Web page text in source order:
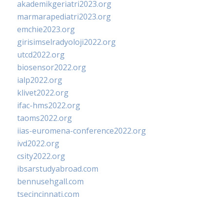
akademikgeriatri2023.org
marmarapediatri2023.org
emchie2023.org
girisimselradyoloji2022.org
utcd2022.org
biosensor2022.org
ialp2022.org
klivet2022.org
ifac-hms2022.org
taoms2022.org
iias-euromena-conference2022.org
ivd2022.org
csity2022.org
ibsarstudyabroad.com
bennusehgall.com
tsecincinnati.com